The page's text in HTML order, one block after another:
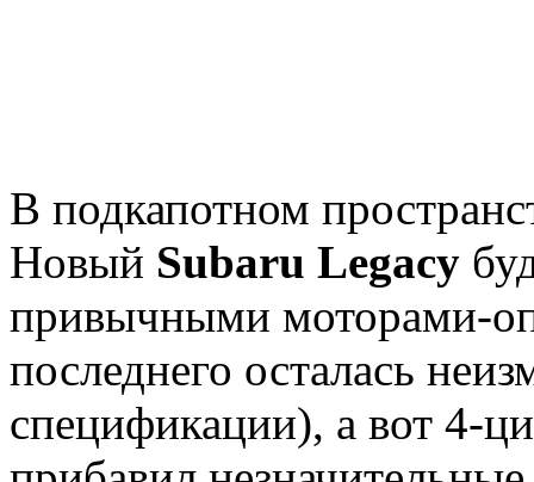
В подкапотном
Новый Subaru Legacy
привычными моторами-
последнего осталась
спецификации), а вот 4-